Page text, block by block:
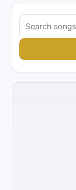
S
e
r
h